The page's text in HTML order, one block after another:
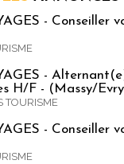
- Conseiller
-
H/F - (Massy/
TOURISME
- Conseiller